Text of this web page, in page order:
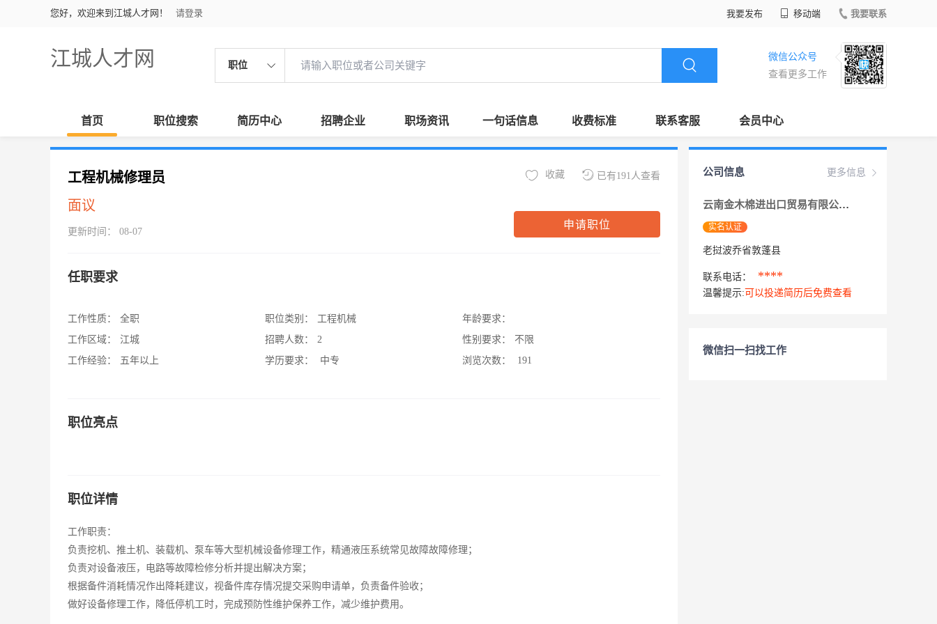
您好，欢迎来到江城人才网！ 请登录 我要发布 移动端 我要联系
江城人才网 职位
微信公众号
查看更多工作
首页 职位搜索 简历中心 招聘企业 职场资讯 一句话信息 收费标准 联系客服 会员中心
工程机械修理员
面议
更新时间： 08-07
已有191人查看
收藏
申请职位
任职要求
工作性质：
全职
工作区域：
江城
工作经验：
五年以上
职位类别：
工程机械
招聘人数：
2
学历要求：
中专
年龄要求：
性别要求：
不限
浏览次数：
191
职位亮点
职位详情
工作职责：
负责挖机、推土机、装载机、泵车等大型机械设备修理工作，精通液压系统常见故障故障修理；
负责对设备液压，电路等故障检修分析并提出解决方案；
根据备件消耗情况作出降耗建议，视备件库存情况提交采购申请单，负责备件验收；
做好设备修理工作，降低停机工时，完成预防性维护保养工作，减少维护费用。
更多信息
公司信息
云南金木棉进出口贸易有限公司
实名认证
老挝波乔省敦蓬县
联系电话： ****
温馨提示: 可以投递简历后免费查看
微信扫一扫找工作